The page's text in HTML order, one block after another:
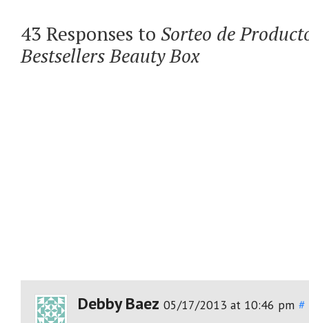
43 Responses to Sorteo de
Bestsellers Beauty Box
Debby Baez 05/17/2013 at 10:46 pm #